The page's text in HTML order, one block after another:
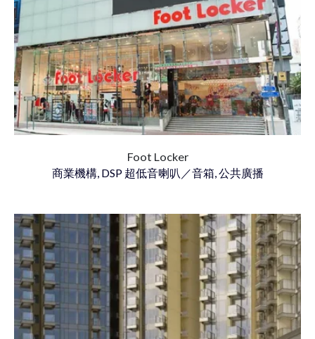
Foot Locker
商業機構, DSP 超低音喇叭／音箱, 公共廣播